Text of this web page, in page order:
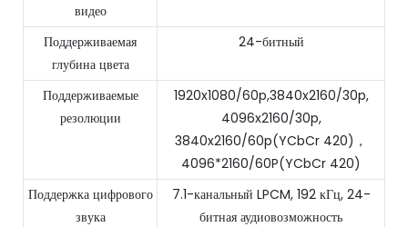
видео
Поддерживаемая
глубина цвета
24-битный
Поддерживаемые
резолюции
1920x1080/60p,3840x2160/30p,
4096x2160/30p,
3840x2160/60p(YCbCr 420)，
4096*2160/60P(YCbCr 420)
Поддержка цифрового
звука
7.1-канальный LPCM, 192 кГц, 24-
битная аудиовозможность